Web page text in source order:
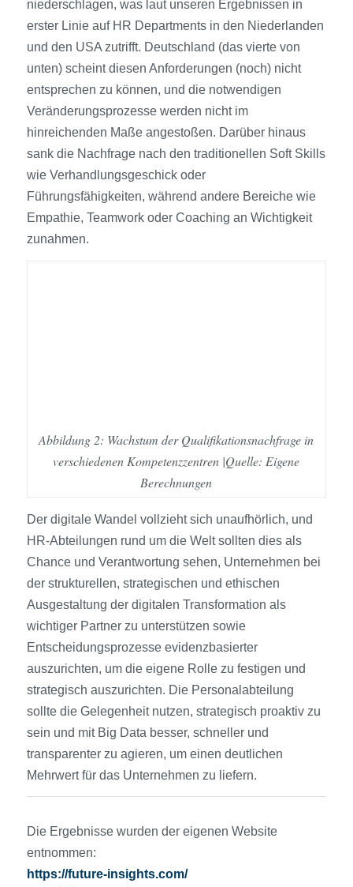
niederschlagen, was laut unseren Ergebnissen in
erster Linie auf HR Departments in den Niederlanden
und den USA zutrifft. Deutschland (das vierte von
unten) scheint diesen Anforderungen (noch) nicht
entsprechen zu können, und die notwendigen
Veränderungsprozesse werden nicht im
hinreichenden Maße angestoßen. Darüber hinaus
sank die Nachfrage nach den traditionellen Soft Skills
wie Verhandlungsgeschick oder
Führungsfähigkeiten, während andere Bereiche wie
Empathie, Teamwork oder Coaching an Wichtigkeit
zunahmen.
Abbildung 2: Wachstum der Qualifikationsnachfrage in
verschiedenen Kompetenzzentren |Quelle: Eigene
Berechnungen
Der digitale Wandel vollzieht sich unaufhörlich, und
HR-Abteilungen rund um die Welt sollten dies als
Chance und Verantwortung sehen, Unternehmen bei
der strukturellen, strategischen und ethischen
Ausgestaltung der digitalen Transformation als
wichtiger Partner zu unterstützen sowie
Entscheidungsprozesse evidenzbasierter
auszurichten, um die eigene Rolle zu festigen und
strategisch auszurichten. Die Personalabteilung
sollte die Gelegenheit nutzen, strategisch proaktiv zu
sein und mit Big Data besser, schneller und
transparenter zu agieren, um einen deutlichen
Mehrwert für das Unternehmen zu liefern.
Die Ergebnisse wurden der eigenen Website
entnommen:
https://future-insights.com/